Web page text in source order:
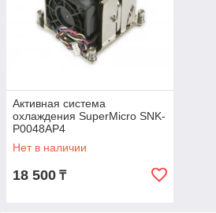
Активная система
охлаждения SuperMicro SNK-
P0048AP4
Нет в наличии
18 500 ₸